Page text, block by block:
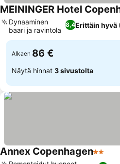
MEININGER Hotel
8,4Erittäin hyvä
Dynaaminen
baari ja ravintola
Alkaen 86 €
Näytä hinnat 3 sivustolta
Annex Copenhagen2